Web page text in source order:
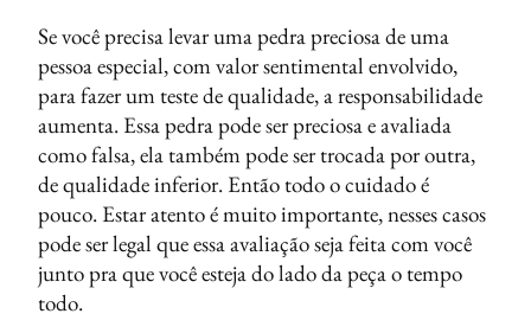
Se você precisa levar uma pedra preciosa de uma
pessoa especial, com valor sentimental envolvido,
para fazer um teste de qualidade, a responsabilidade
aumenta. Essa pedra pode ser preciosa e avaliada
como falsa, ela também pode ser trocada por outra,
de qualidade inferior. Então todo o cuidado é
pouco. Estar atento é muito importante, nesses casos
pode ser legal que essa avaliação seja feita com você
junto pra que você esteja do lado da peça o tempo
todo.